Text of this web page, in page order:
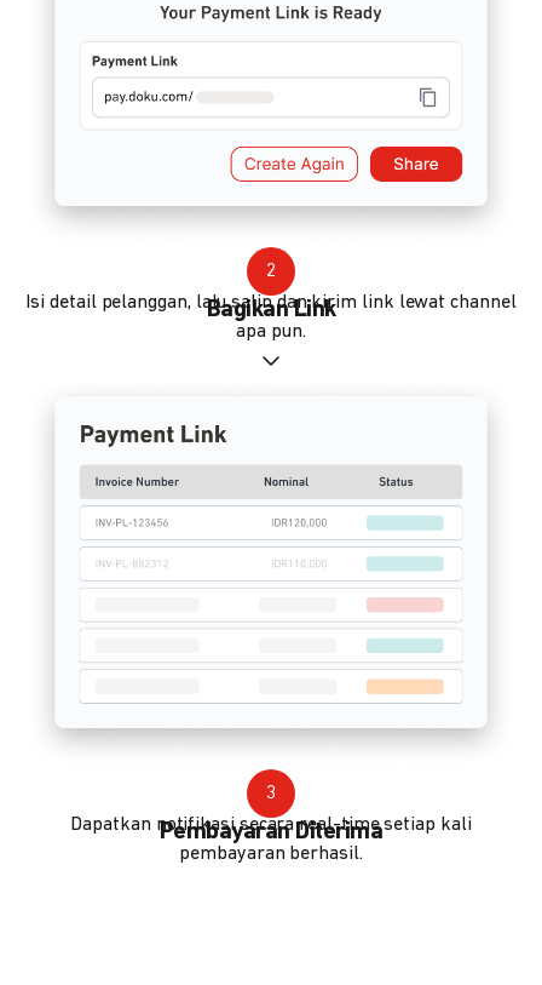
2
Bagikan Link
Isi detail pelanggan, lalu salin dan kirim link lewat channel
apa pun.
3
Pembayaran Diterima
Dapatkan notifikasi secara real-time setiap kali
pembayaran berhasil.